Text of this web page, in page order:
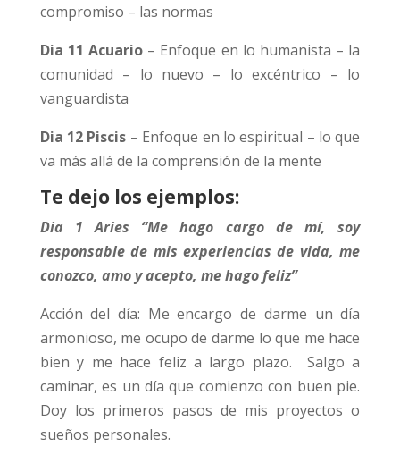
compromiso – las normas
Dia 11 Acuario – Enfoque en lo humanista – la
comunidad – lo nuevo – lo excéntrico – lo
vanguardista
Dia 12 Piscis – Enfoque en lo espiritual – lo que
va más allá de la comprensión de la mente
Te dejo los ejemplos:
Dia 1 Aries “Me hago cargo de mí, soy
responsable de mis experiencias de vida, me
conozco, amo y acepto, me hago feliz”
Acción del día: Me encargo de darme un día
armonioso, me ocupo de darme lo que me hace
bien y me hace feliz a largo plazo. Salgo a
caminar, es un día que comienzo con buen pie.
Doy los primeros pasos de mis proyectos o
sueños personales.